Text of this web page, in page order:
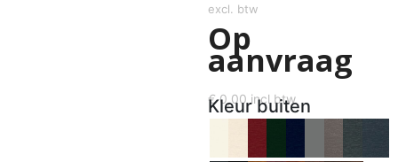
excl. btw
Op
aanvraag
€0,00 incl btw
Kleur buiten